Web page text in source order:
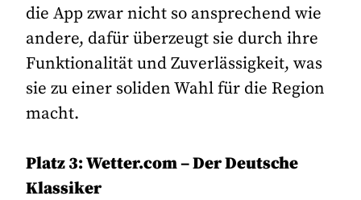
die App zwar nicht so ansprechend wie
andere, dafür überzeugt sie durch ihre
Funktionalität und Zuverlässigkeit, was
sie zu einer soliden Wahl für die Region
macht.
Platz 3: Wetter.com – Der Deutsche
Klassiker